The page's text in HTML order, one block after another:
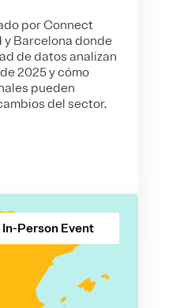
por Connect
Barcelona donde
de datos analizan
2025 y cómo
pueden
del sector.
In-Person Event